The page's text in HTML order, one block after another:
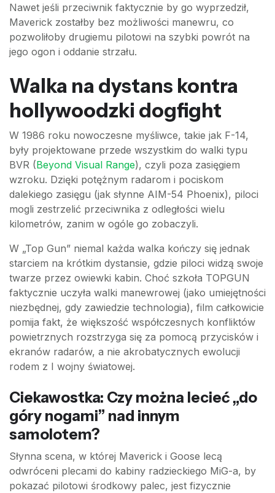
Nawet jeśli przeciwnik faktycznie by go wyprzedził,
Maverick zostałby bez możliwości manewru, co
pozwoliłoby drugiemu pilotowi na szybki powrót na
jego ogon i oddanie strzału.
Walka na dystans kontra
hollywoodzki dogfight
W 1986 roku nowoczesne myśliwce, takie jak F-14,
były projektowane przede wszystkim do walki typu
BVR (Beyond Visual Range), czyli poza zasięgiem
wzroku. Dzięki potężnym radarom i pociskom
dalekiego zasięgu (jak słynne AIM-54 Phoenix), piloci
mogli zestrzelić przeciwnika z odległości wielu
kilometrów, zanim w ogóle go zobaczyli.
W „Top Gun” niemal każda walka kończy się jednak
starciem na krótkim dystansie, gdzie piloci widzą swoje
twarze przez owiewki kabin. Choć szkoła TOPGUN
faktycznie uczyła walki manewrowej (jako umiejętności
niezbędnej, gdy zawiedzie technologia), film całkowicie
pomija fakt, że większość współczesnych konfliktów
powietrznych rozstrzyga się za pomocą przycisków i
ekranów radarów, a nie akrobatycznych ewolucji
rodem z I wojny światowej.
Ciekawostka: Czy można lecieć „do
góry nogami” nad innym
samolotem?
Słynna scena, w której Maverick i Goose lecą
odwróceni plecami do kabiny radzieckiego MiG-a, by
pokazać pilotowi środkowy palec, jest fizycznie